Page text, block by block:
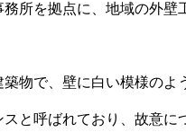
所を拠点に、地域の外
物で、壁に白い模様のよ
と呼ばれており、故意